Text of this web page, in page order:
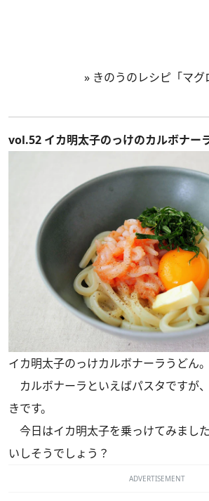
» きのうのレシピ「マグ
vol.52 イカ明太子のっけのカルボナー
イカ明太子のっけカルボナーラうどん。
カルボナーラといえばパスタですが
きです。
今日はイカ明太子を乗っけてみまし
いしそうでしょう？
ADVERTISEMENT